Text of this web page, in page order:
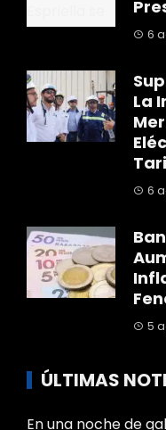
6
La
6
5
ÚLTIMAS
En una noche de